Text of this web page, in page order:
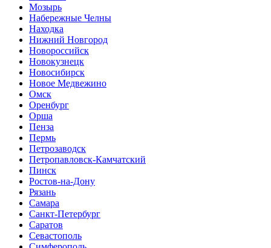
Мозырь
Набережные Челны
Находка
Нижний Новгород
Новороссийск
Новокузнецк
Новосибирск
Новое Медвежино
Омск
Оренбург
Орша
Пенза
Пермь
Петрозаводск
Петропавловск-Камчатский
Пинск
Ростов-на-Дону
Рязань
Самара
Санкт-Петербург
Саратов
Севастополь